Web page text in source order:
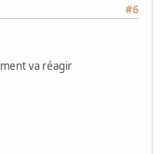
#6
va réagir